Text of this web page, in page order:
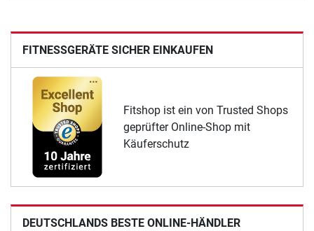
FITNESSGERÄTE SICHER EINKAUFEN
Fitshop ist ein von Trusted Shops
geprüfter Online-Shop mit
Käuferschutz
DEUTSCHLANDS BESTE ONLINE-HÄNDLER